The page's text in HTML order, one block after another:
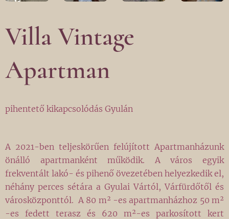
Villa Vintage
Apartman
pihentető kikapcsolódás Gyulán
A 2021-ben teljeskörűen felújított Apartmanházunk
önálló apartmanként működik. A város egyik
frekventált lakó- és pihenő övezetében helyezkedik el,
néhány perces sétára a Gyulai Vártól, Várfürdőtől és
városközponttól. A 80 m² -es apartmanházhoz 50 m²
-es fedett terasz és 620 m²-es parkosított kert